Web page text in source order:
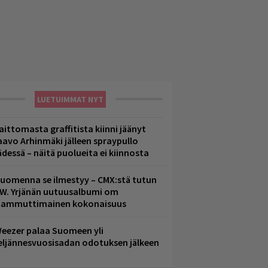
LUETUIMMAT NYT
graffitista kiinni jäänyt
Arhinmäki jälleen spraypullo
– näitä puolueita ei kiinnosta
se ilmestyy – CMX:stä tutun
Yrjänän uutuusalbumi om
kokonaisuus
palaa Suomeen yli
odotuksen jälkeen